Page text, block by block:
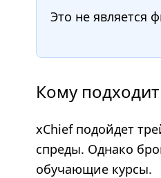
Это не является
Кому
xChief подойдет
спреды. Однако
обучающие курсы.